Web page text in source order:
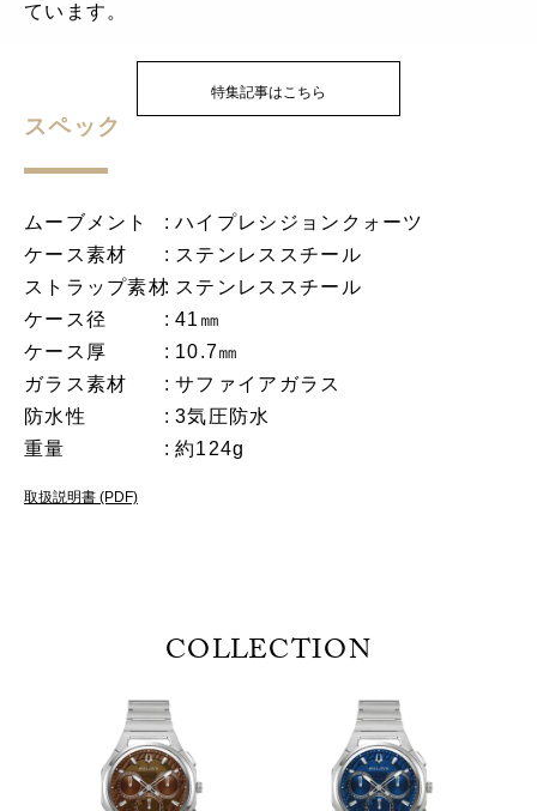
ています。
特集記事はこちら
スペック
ムーブメント
ハイプレシジョンクォーツ
ケース素材
ステンレススチール
ストラップ素材 ステンレススチール
ケース径
41㎜
ケース厚
10.7㎜
ガラス素材
サファイアガラス
防水性
3気圧防水
重量
約124g
取扱説明書 (PDF)
COLLECTION